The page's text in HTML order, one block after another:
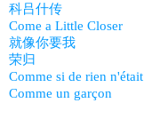
科吕什传
Come a Little Closer
就像你要我
荣归
Comme si de rien n'était
Comme un garçon